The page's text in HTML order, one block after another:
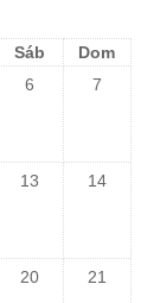
Sáb
Dom
6 7
13 14
20 21